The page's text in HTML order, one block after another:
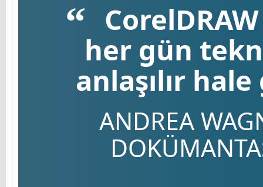
her gün
anlaşılır
ANDREA